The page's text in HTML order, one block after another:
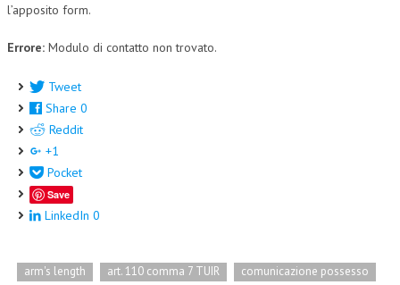
DIRITTO DEL WEB
DIRITTO DELLE IMPRESE IN CRISI
CRIMINOLOGIA E CRIMINALISTICA
FISCO
l’apposito form.
Errore: Modulo di contatto non trovato.
Tweet
Share 0
Reddit
+1
Pocket
Save
LinkedIn 0
arm's length art. 110 comma 7 TUIR
comunicazione possesso